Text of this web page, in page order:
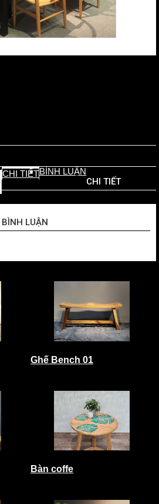
CHI TIẾTBÌNH LUẬN
CHI TIẾT
BÌNH LUẬN
Ghế Bench 01
Bàn coffe